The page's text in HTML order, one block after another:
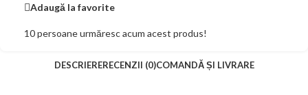
Adaugă la favorite
10persoane urmăresc acum acest produs!
DESCRIERERECENZII (0)COMANDĂ ȘI LIVRARE